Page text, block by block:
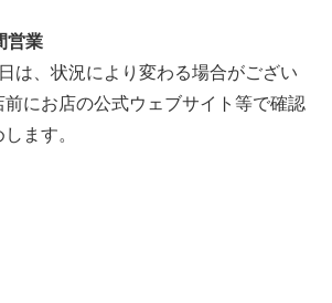
営業
は、状況により変わる場合がござい
前にお店の公式ウェブサイト等で確認
ます。